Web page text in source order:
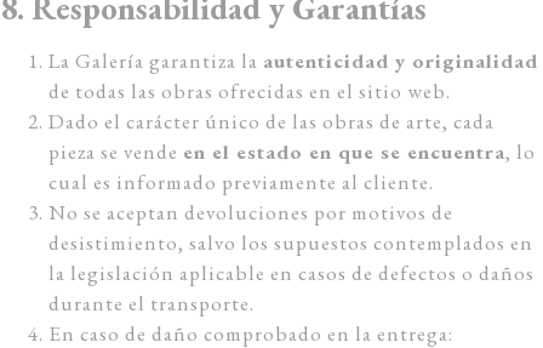
La Galería garantiza la autenticidad y originalidad
de todas las obras ofrecidas en el sitio web.
Dado el carácter único de las obras de arte, cada
pieza se vende en el estado en que se encuentra, lo
cual es informado previamente al cliente.
No se aceptan devoluciones por motivos de
desistimiento, salvo los supuestos contemplados en
la legislación aplicable en casos de defectos o daños
durante el transporte.
En caso de daño comprobado en la entrega: